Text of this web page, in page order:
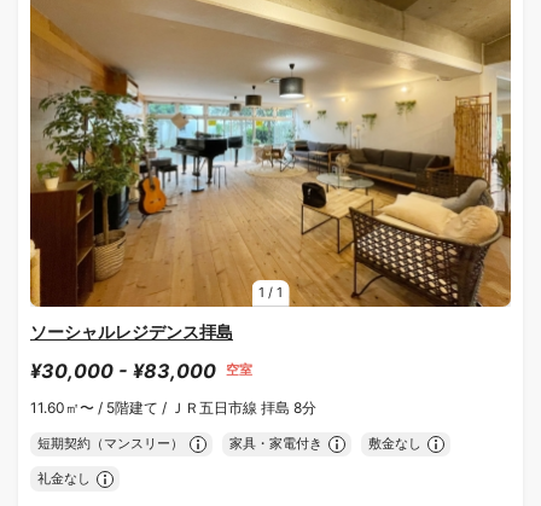
1 / 1
ソーシャルレジデンス拝島
¥30,000 - ¥83,000 空室
11.60㎡〜 / 5階建て / ＪＲ五日市線 拝島 8分
短期契約（マンスリー） 家具・家電付き 敷金なし
礼金なし